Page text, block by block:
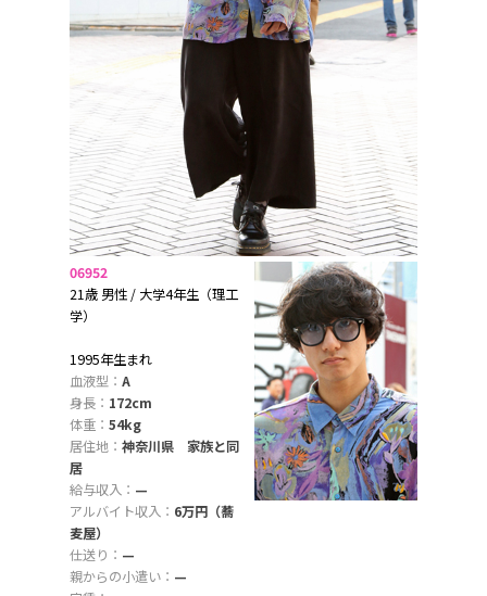
06952
21歳 男性 / 大学4年生（理工
学）
1995年生まれ
血液型： A
身長： 172cm
体重： 54kg
居住地： 神奈川県 家族と同
居
給与収入： —
アルバイト収入： 6万円（蕎
麦屋）
仕送り： —
親からの小遣い： —